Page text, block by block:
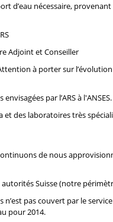
d’eau nécessaire,
Adjoint et Conseiller
à porter sur
par l’ARS à l'ANSES.
des laboratoires très
de nous
Suisse (notre
n’est pas couvert par le
pour 2014.